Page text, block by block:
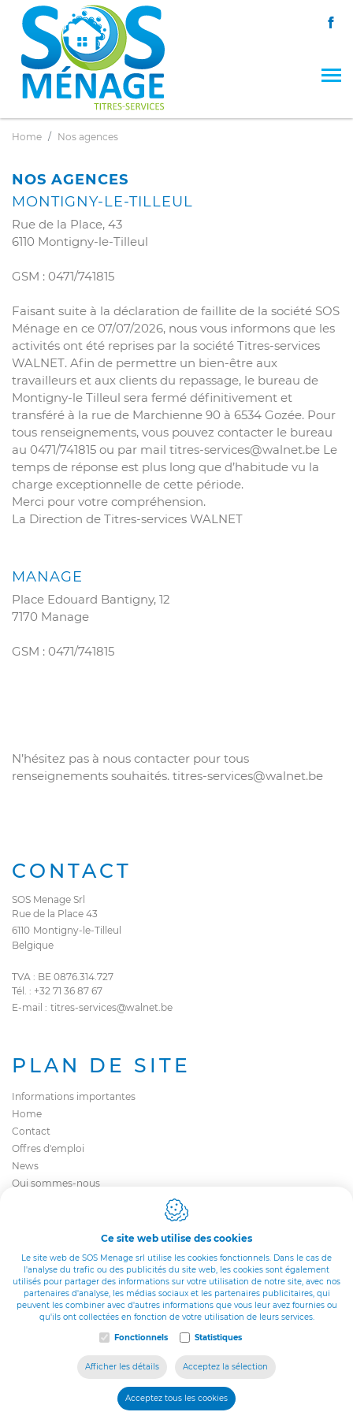
Home Nos agences
NOS AGENCES
MONTIGNY-LE-TILLEUL
Rue de la Place, 43
6110 Montigny-le-Tilleul
GSM : 0471/741815
Faisant suite à la déclaration de faillite de la société SOS
Ménage en ce 07/07/2026, nous vous informons que les
activités ont été reprises par la société Titres-services
WALNET. Afin de permettre un bien-être aux
travailleurs et aux clients du repassage, le bureau de
Montigny-le Tilleul sera fermé définitivement et
transféré à la rue de Marchienne 90 à 6534 Gozée. Pour
tous renseignements, vous pouvez contacter le bureau
au 0471/741815 ou par mail titres-services@walnet.be Le
temps de réponse est plus long que d’habitude vu la
charge exceptionnelle de cette période.
Merci pour votre compréhension.
La Direction de Titres-services WALNET
MANAGE
Place Edouard Bantigny, 12
7170 Manage
GSM : 0471/741815
N’hésitez pas à nous contacter pour tous
renseignements souhaités. titres-services@walnet.be
CONTACT
SOS Menage Srl
Rue de la Place 43
6110 Montigny-le-Tilleul
Belgique
TVA : BE 0876.314.727
Tél. : +32 71 36 87 67
E-mail : titres-services@walnet.be
PLAN DE SITE
Informations importantes
Home
Contact
Offres d'emploi
News
Qui sommes-nous
LEGAL
Cookie policy
Politique de confidentialité
Ce site web utilise des cookies
Le site web de SOS Menage srl utilise les cookies fonctionnels. Dans le cas de
l'analyse du trafic ou des publicités du site web, les cookies sont également
utilisés pour partager des informations sur votre utilisation de notre site, avec nos
partenaires d'analyse, les médias sociaux et les partenaires publicitaires, qui
peuvent les combiner avec d'autres informations que vous leur avez fournies ou
qu'ils ont collectées en fonction de votre utilisation de leurs services.
Fonctionnels
Statistiques
Afficher les détails Acceptez la sélection
Acceptez tous les cookies